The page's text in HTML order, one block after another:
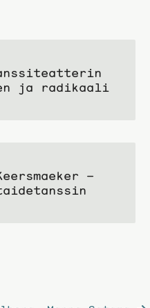
ja radikaali
–